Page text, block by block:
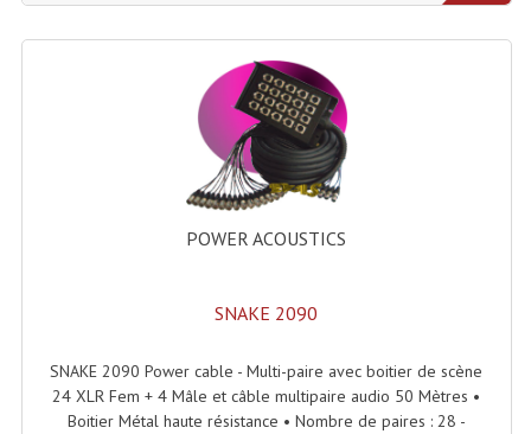
Angles Structure SD250
Angles Structure TRIO290
Angles Structure Triodéco
Cercle Struct Carrée 290
Cercle Struct SCC Carre
Cercle Struct Triangulaire290
POWER ACOUSTICS
SNAKE 2090
SNAKE 2090 Power cable - Multi-paire avec boitier de scène
24 XLR Fem + 4 Mâle et câble multipaire audio 50 Mètres •
Boitier Métal haute résistance • Nombre de paires : 28 -